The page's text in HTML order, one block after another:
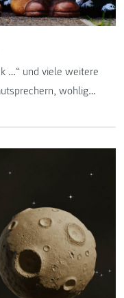
wohlig
Onlineshopping
Einkaufszentren